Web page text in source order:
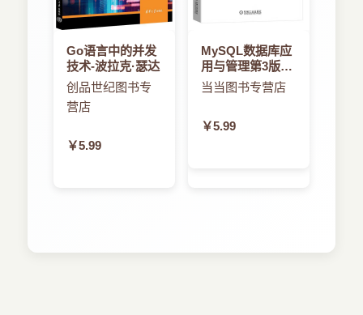
4．3．2 结果比较及讨论
4．4 本章小结
第5章 基于人工蜂群和粗糙集的特征选择方法
5．1 引言
5．2 基于人工蜂群和粗糙集的特征选择算法
NDABC
5．2．2 解的表达和种群初始化
5．3 对比试验及结果分析
Go语言中的并发
技术-波拉克·瑟达
创品世纪图书专
营店
￥5.99
MySQL数据库应
用与管理第3版-
鲁大林
当当图书专营店
￥5.99